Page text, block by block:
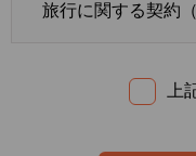
旅行に関する契約
たは一般に確立さ
上